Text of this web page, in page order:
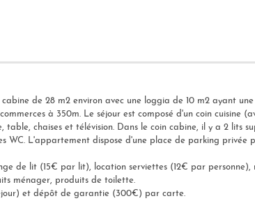
de 28 m2 environ avec une loggia de 10 m2 ayant
à 350m. Le séjour est composé d'un coin cuisine
chaises et télévision. Dans le coin cabine, il y a 2 lits
WC. L'appartement dispose d'une place de parking privée
de lit (15€ par lit), location serviettes (12€ par
ménager, produits de toilette.
et dépôt de garantie (300€) par carte.